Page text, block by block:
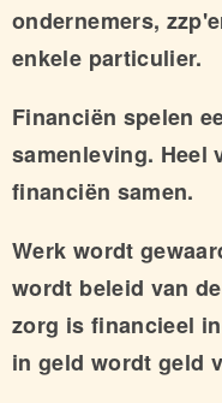
ondernemers,
enkele particulier.
Financiën spelen
samenleving. Heel
financiën samen.
Werk wordt
wordt beleid van
zorg is financieel
in geld wordt geld